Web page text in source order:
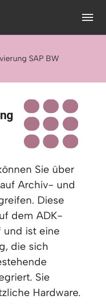
SAP BW
Sie über
Archiv- und
Diese
dem ADK-
und ist eine
die sich
Sie
Hardware.